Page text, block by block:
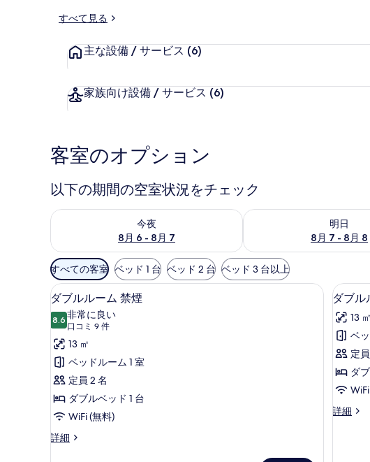
ー
すべて見る
主な設備 / サービス (6)
家族向け設備 / サービス (6)
客室のオプション
以下の期間の空室状況をチェック
今夜
8月 6 - 8月 7
今夜 8月 6 - 8月 7 の空室状況をチェック
明日
8月 7 - 8月 8
明日 8月 7 - 8月 8 の空
利
用
可
能
な
客
室
の
絞
り
込
み
すべての客室 ベッド 1 台 ベッド 2 台 ベッド 3 台以上
ダ
ブ
ル
ル
ー
ム
禁
煙
の
高級寝具、デスク、防音設備、ベビーベッド
7
ダブルルーム 禁煙
8.610 点中 8.6
非常に良い
口コミ 9 件
(口
コ
ミ
9
件)
13 ㎡
ベッドルーム 1 室
定員 2 名
ダブルベッド 1 台
WiFi (無料)
詳細
ダ
ダ
ブ
ル
ル
ー
ム
リ
8
ダブル
13 ㎡
ベ
定
ダ
詳細
ダ